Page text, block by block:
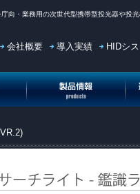
向・業務用の次世代型携帯型投光器や投
会社概要 導入実績 HIDシ
実績 投光機(投光器)製品情報 投